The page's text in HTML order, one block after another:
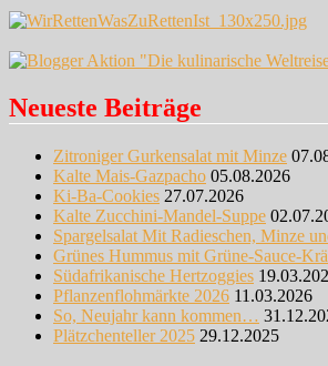
Neueste Beiträge
Zitroniger Gurkensalat mit Minze
Kalte Mais-Gazpacho 05.08.2026
Ki-Ba-Cookies 27.07.2026
Kalte Zucchini-Mandel-Suppe
Spargelsalat Mit Radieschen, Minze
Grünes Hummus mit Grüne-Sauce-
Südafrikanische Hertzoggies
Pflanzenflohmärkte 2026 11.03.2026
So, Neujahr kann kommen…
Plätzchenteller 2025 29.12.2025